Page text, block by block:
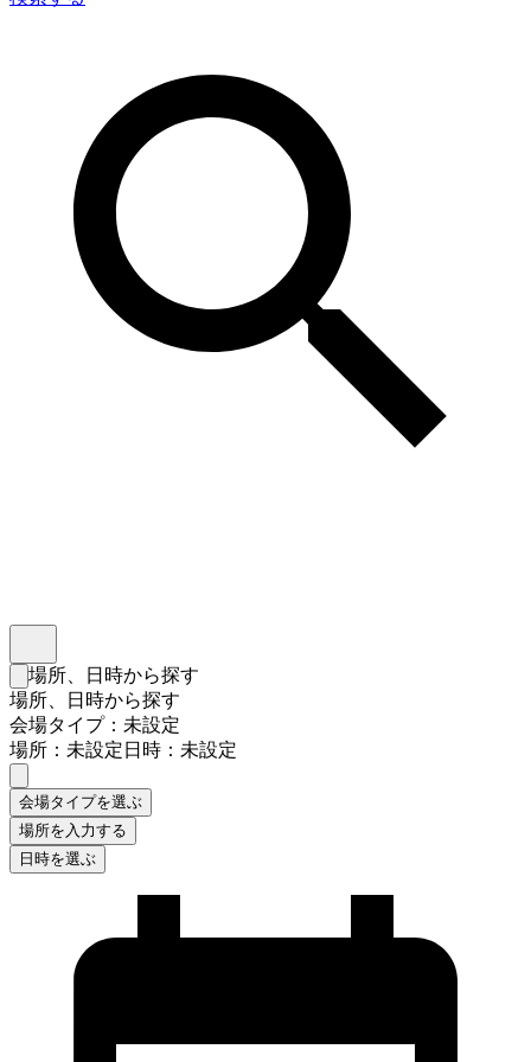
検索フォームを閉じる
場所、日時から探す
場所、日時から探す
会場タイプ：未設定
場所：未設定日時：未設定
会場タイプを選ぶ
場所を入力する
日時を選ぶ